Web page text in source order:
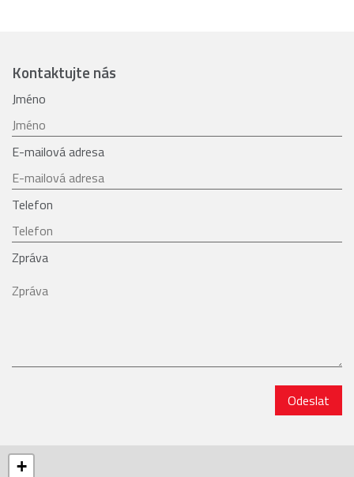
Kontaktujte nás
Jméno
E-mailová adresa
Telefon
Zpráva
Odeslat
+